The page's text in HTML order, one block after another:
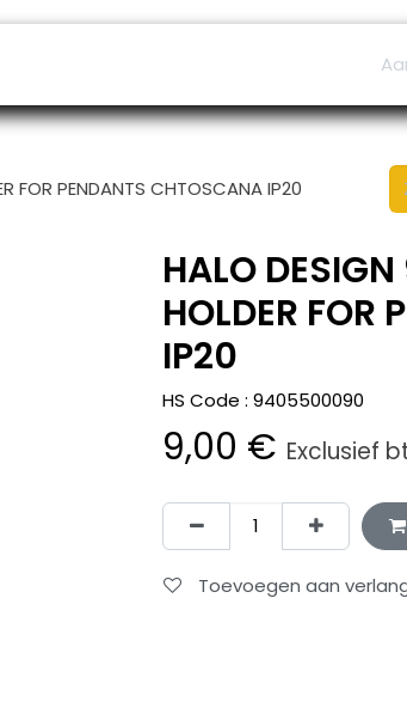
FOR PENDANTS CHTOSCANA IP20
HALO
HOLDER FOR
IP20
HS Code : 9405500090
9,00 € Exclusief
Toevoegen aan